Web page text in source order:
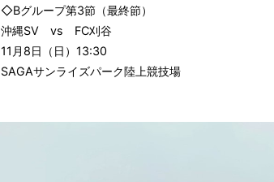
◇Bグループ第3節（最終節）
沖縄SV vs FC刈谷
11月8日（日）13:30
SAGAサンライズパーク陸上競技場